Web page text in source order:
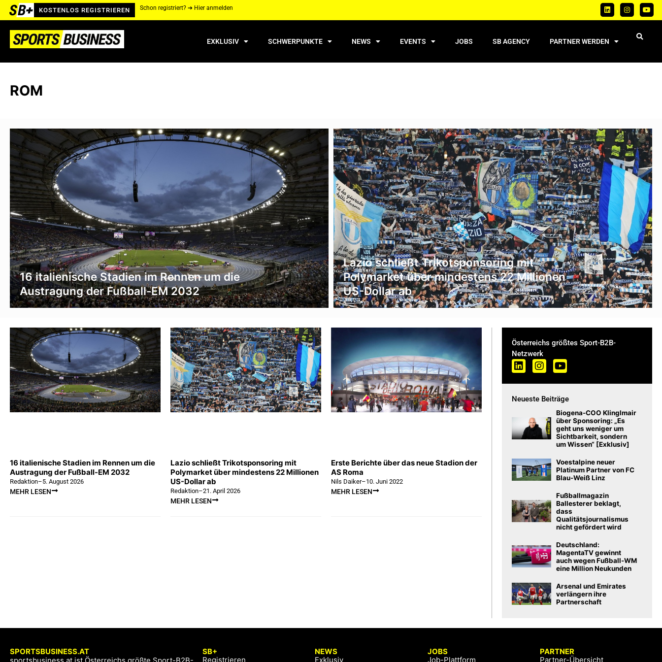
KOSTENLOS REGISTRIEREN Schon registriert? ➔ Hier anmelden
EXKLUSIV SCHWERPUNKTE NEWS EVENTS JOBS SB AGENCY PARTNER WERDEN
ROM
16 italienische Stadien im Rennen um die
Austragung der Fußball-EM 2032
Lazio schließt Trikotsponsoring mit
Polymarket über mindestens 22 Millionen
US-Dollar ab
16 italienische Stadien im Rennen um die
Austragung der Fußball-EM 2032
Redaktion–5. August 2026
MEHR LESEN
Lazio schließt Trikotsponsoring mit
Polymarket über mindestens 22 Millionen
US-Dollar ab
Redaktion–21. April 2026
MEHR LESEN
Erste Berichte über das neue Stadion der
AS Roma
Nils Daiker–10. Juni 2022
MEHR LESEN
Österreichs größtes Sport-B2B-
Netzwerk
Neueste Beiträge
Biogena-COO Klinglmair
über Sponsoring: „Es
geht uns weniger um
Sichtbarkeit, sondern
um Wissen“ [Exklusiv]
Voestalpine neuer
Platinum Partner von FC
Blau-Weiß Linz
Fußballmagazin
Ballesterer beklagt,
dass
Qualitätsjournalismus
nicht gefördert wird
Deutschland:
MagentaTV gewinnt
auch wegen Fußball-WM
eine Million Neukunden
Arsenal und Emirates
verlängern ihre
Partnerschaft
SPORTSBUSINESS.AT
sportsbusiness.at ist Österreichs größte Sport-B2B-
SB+
Registrieren
NEWS
Exklusiv
JOBS
Job-Plattform
PARTNER
Partner-Übersicht